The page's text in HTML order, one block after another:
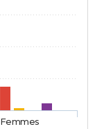
Femmes